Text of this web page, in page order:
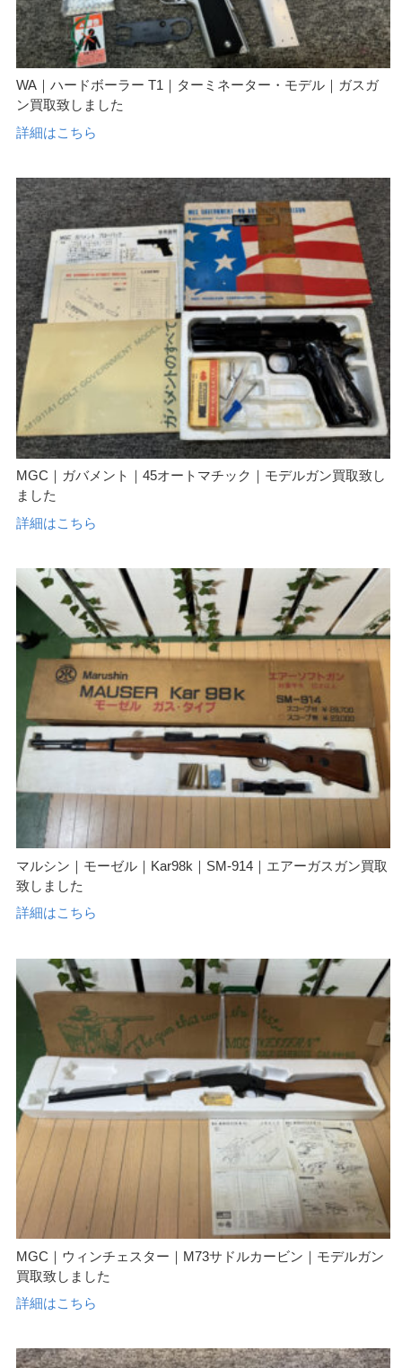
WA｜ハードボーラー T1｜ターミネーター・モデル｜ガスガ
ン買取致しました
詳細はこちら
MGC｜ガバメント｜45オートマチック｜モデルガン買取致し
ました
詳細はこちら
マルシン｜モーゼル｜Kar98k｜SM-914｜エアーガスガン買取
致しました
詳細はこちら
MGC｜ウィンチェスター｜M73サドルカービン｜モデルガン
買取致しました
詳細はこちら